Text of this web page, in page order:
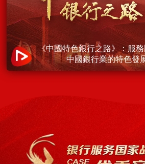
《中國特色銀行之路》：服
中國銀行業的特色發